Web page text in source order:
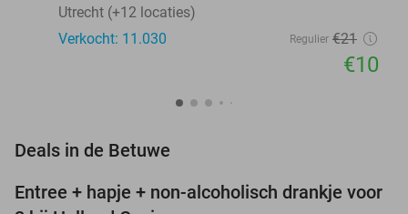
Utrecht (+12 locaties)
Verkocht: 11.030
Regulier €21
€10
Deals in de Betuwe
52%
Entree + hapje + non-alcoholisch drankje voor